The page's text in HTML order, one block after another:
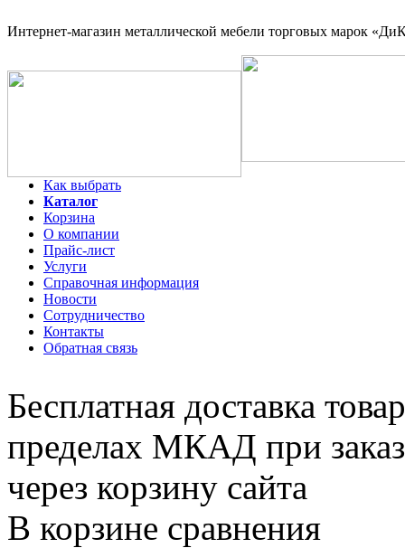
Интернет-магазин металлической мебели торговых марок
Как выбрать
Каталог
Корзина
О компании
Прайс-лист
Услуги
Справочная информация
Новости
Сотрудничество
Контакты
Обратная связь
Бесплатная доставка
пределах МКАД при
через корзину сайта
В корзине сравнения